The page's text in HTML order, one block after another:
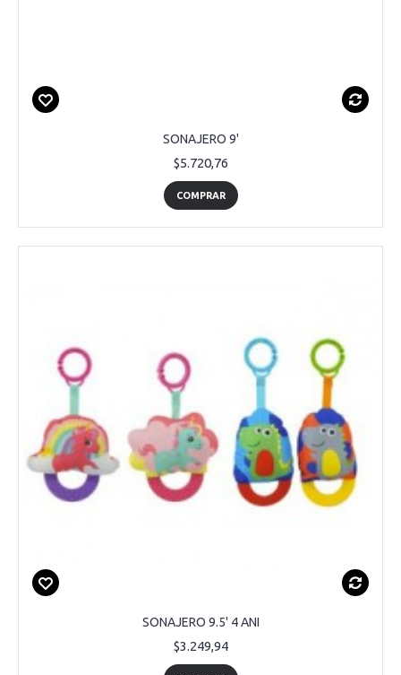
SONAJERO 9'
$5.720,76
COMPRAR
SONAJERO 9.5' 4 ANI
$3.249,94